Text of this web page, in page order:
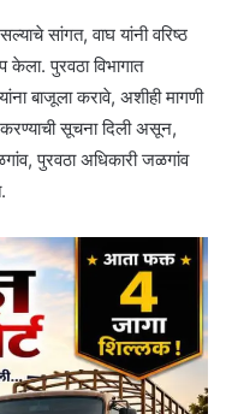
सांगत, वाघ यांनी वरिष्ठ
पुरवठा विभागात
बाजूला करावे, अशीही मागणी
करण्याची सूचना दिली असून,
पुरवठा अधिकारी जळगांव